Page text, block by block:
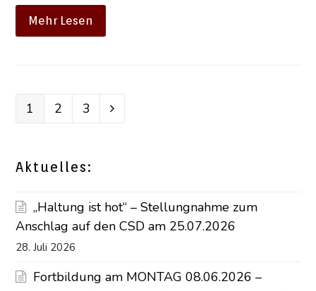
Mehr Lesen
Seite
1 Seite
2 Seite
3
Aktuelles:
„Haltung ist hot“ – Stellungnahme zum
Anschlag auf den CSD am 25.07.2026
28. Juli 2026
Fortbildung am MONTAG 08.06.2026 –